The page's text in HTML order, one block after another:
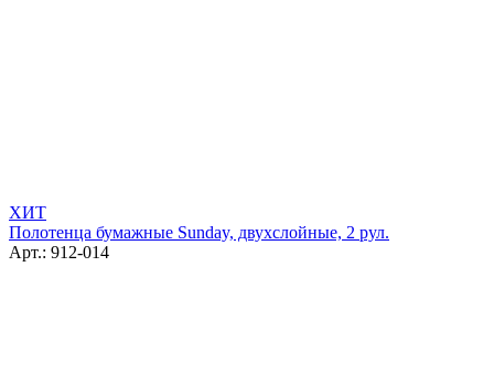
ХИТ
Полотенца бумажные Sunday, двухслойные, 2 рул.
Арт.: 912-014